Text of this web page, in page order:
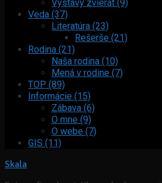
Výstavy zvierat (9)
Veda (37)
Literatúra (23)
Rešerše (21)
Rodina (21)
Naša rodina (10)
Mená v rodine (7)
TOP (89)
Informácie (15)
Zábava (6)
O mne (9)
O webe (7)
GIS (11)
Skala